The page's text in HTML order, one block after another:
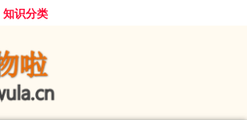
知识分类